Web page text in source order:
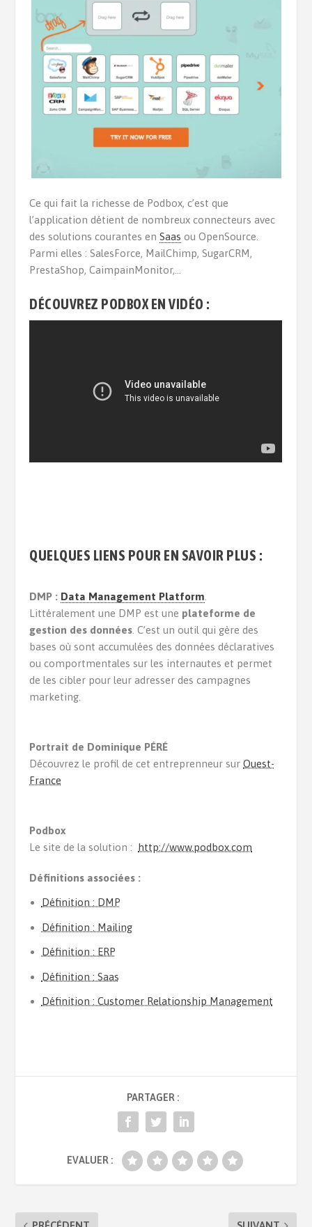
Ce qui fait la richesse de Podbox, c’est que
l’application détient de nombreux connecteurs avec
des solutions courantes enSaas ou OpenSource.
Parmi elles : SalesForce, MailChimp, SugarCRM,
PrestaShop, CaimpainMonitor,…
DÉCOUVREZ PODBOX EN VIDÉO :
QUELQUES LIENS POUR EN SAVOIR PLUS :
DMP : Data Management Platform
Littéralement une DMP est une plateforme de
gestion des données . C’est un outil qui gère des
bases où sont accumulées des données déclaratives
ou comportmentales sur les internautes et permet
de les cibler pour leur adresser des campagnes
marketing.
Portrait de Dominique PÉRÉ
Découvrez le profil de cet entreprenneur surOuest-
France
Podbox
Le site de la solution : http://www.podbox.com
Définitions associées :
Définition : DMP
Définition : Mailing
Définition : ERP
Définition : Saas
Définition : Customer Relationship Management
PARTAGER :
EVALUER :